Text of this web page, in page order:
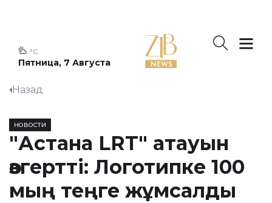
Пятница, 7 Августа
°C
Назад
НОВОСТИ
"Астана LRT" атауын
өзгертті: Логотипке 100
мың теңге жұмсалды